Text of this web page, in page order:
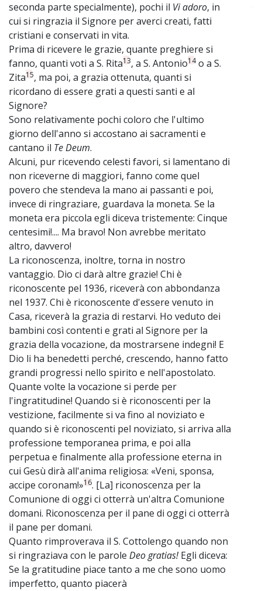
seconda parte specialmente), pochi il Vi adoro, in
cui si ringrazia il Signore per averci creati, fatti
cristiani e conservati in vita.
Prima di ricevere le grazie, quante preghiere si
fanno, quanti voti a S. Rita13, a S. Antonio14o a S.
Zita15, ma poi, a grazia ottenuta, quanti si
ricordano di essere grati a questi santi e al
Signore?
Sono relativamente pochi coloro che l'ultimo
giorno dell'anno si accostano ai sacramenti e
cantano il Te Deum.
Alcuni, pur ricevendo celesti favori, si lamentano di
non riceverne di maggiori, fanno come quel
povero che stendeva la mano ai passanti e poi,
invece di ringraziare, guardava la moneta. Se la
moneta era piccola egli diceva tristemente: Cinque
centesimi!.... Ma bravo! Non avrebbe meritato
altro, davvero!
La riconoscenza, inoltre, torna in nostro
vantaggio. Dio ci darà altre grazie! Chi è
riconoscente pel 1936, riceverà con abbondanza
nel 1937. Chi è riconoscente d'essere venuto in
Casa, riceverà la grazia di restarvi. Ho veduto dei
bambini così contenti e grati al Signore per la
grazia della vocazione, da mostrarsene indegni! E
Dio li ha benedetti perché, crescendo, hanno fatto
grandi progressi nello spirito e nell'apostolato.
Quante volte la vocazione si perde per
l'ingratitudine! Quando si è riconoscenti per la
vestizione, facilmente si va fino al noviziato e
quando si è riconoscenti pel noviziato, si arriva alla
professione temporanea prima, e poi alla
perpetua e finalmente alla professione eterna in
cui Gesù dirà all'anima religiosa: «Veni, sponsa,
accipe coronam!»16. [La] riconoscenza per la
Comunione di oggi ci otterrà un'altra Comunione
domani. Riconoscenza per il pane di oggi ci otterrà
il pane per domani.
Quanto rimproverava il S. Cottolengo quando non
si ringraziava con le parole Deo gratias!Egli diceva:
Se la gratitudine piace tanto a me che sono uomo
imperfetto, quanto piacerà